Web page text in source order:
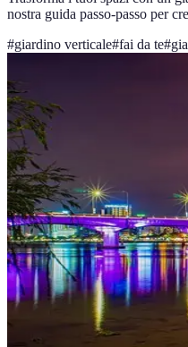
nostra guida passo-passo per
#giardino verticale#fai da te#